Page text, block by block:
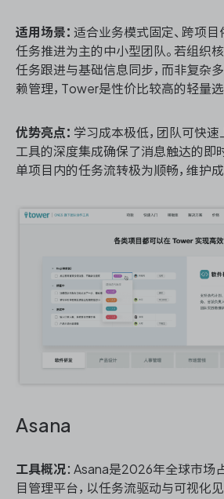
适用场景： 适合业务模式固定、跨项
任务推进为主的中小型团队。若组织
任务跟进与基础信息同步，而非复杂
赖管理，Tower是性价比较高的轻量选
优势亮点： 学习成本极低，团队可快速
工具的深度集成确保了消息触达的即
单项目内的任务流转极为顺畅，维护成
Asana
工具概况：Asana是2026年全球市场
目管理平台，以任务流驱动与可视化